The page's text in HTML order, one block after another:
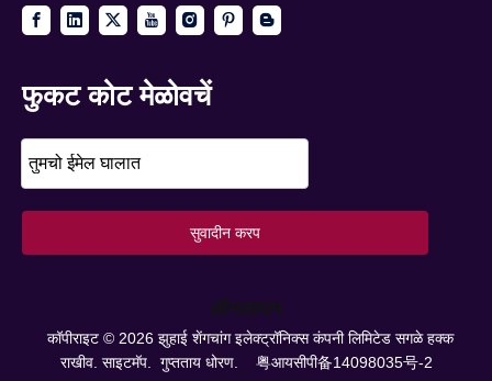
फुकट कोट मेळोवचें
सुवादीन करप
ऑनलायन
कॉपीराइट © 2026 झुहाई शेंगचांग इलेक्ट्रॉनिक्स कंपनी लिमिटेड सगळे हक्क
राखीव. साइटमॅप. गुप्तताय धोरण. 粤आयसीपी备14098035号-2